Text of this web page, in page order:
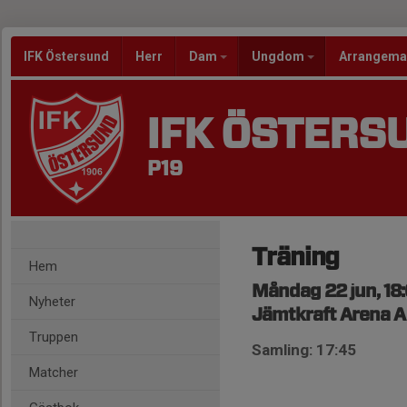
IFK Östersund Herr Dam Ungdom
IFK
P19
Hem
Nyheter
Truppen
Matcher
Träning
Måndag 22 jun,
Jämtkraft Arena A
Samling: 17:45